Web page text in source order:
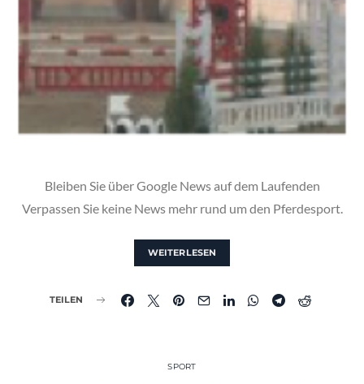
Bleiben Sie über Google News auf dem Laufenden
Verpassen Sie keine News mehr rund um den Pferdesport.
WEITERLESEN
TEILEN
SPORT